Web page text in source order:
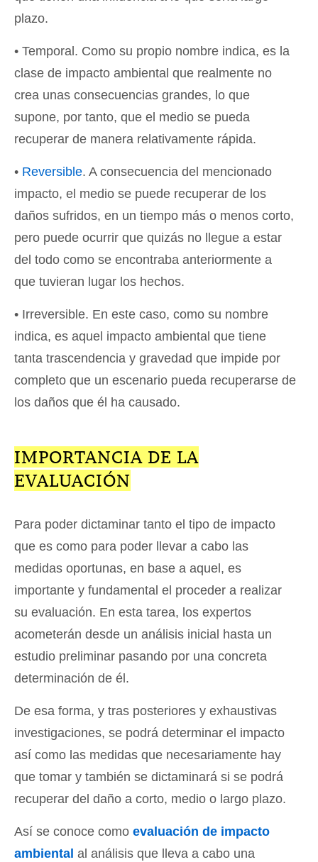
plazo.
• Temporal. Como su propio nombre indica, es la
clase de impacto ambiental que realmente no
crea unas consecuencias grandes, lo que
supone, por tanto, que el medio se pueda
recuperar de manera relativamente rápida.
• Reversible. A consecuencia del mencionado
impacto, el medio se puede recuperar de los
daños sufridos, en un tiempo más o menos corto,
pero puede ocurrir que quizás no llegue a estar
del todo como se encontraba anteriormente a
que tuvieran lugar los hechos.
• Irreversible. En este caso, como su nombre
indica, es aquel impacto ambiental que tiene
tanta trascendencia y gravedad que impide por
completo que un escenario pueda recuperarse de
los daños que él ha causado.
IMPORTANCIA DE LA
EVALUACIÓN
Para poder dictaminar tanto el tipo de impacto
que es como para poder llevar a cabo las
medidas oportunas, en base a aquel, es
importante y fundamental el proceder a realizar
su evaluación. En esta tarea, los expertos
acometerán desde un análisis inicial hasta un
estudio preliminar pasando por una concreta
determinación de él.
De esa forma, y tras posteriores y exhaustivas
investigaciones, se podrá determinar el impacto
así como las medidas que necesariamente hay
que tomar y también se dictaminará si se podrá
recuperar del daño a corto, medio o largo plazo.
Así se conoce como evaluación de impacto
ambiental al análisis que lleva a cabo una